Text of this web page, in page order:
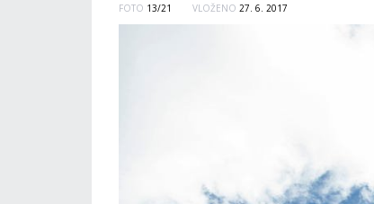
FOTO 13/21 VLOŽENO 27. 6. 2017